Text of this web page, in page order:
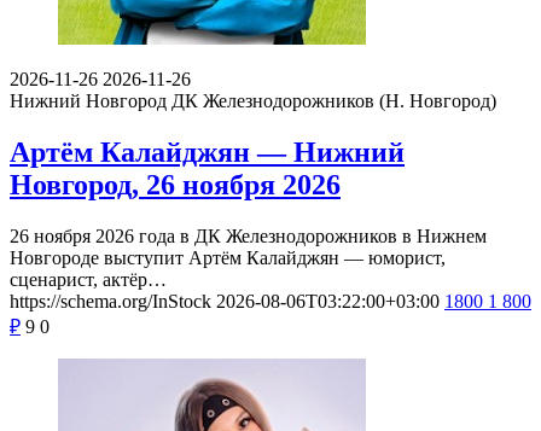
2026-11-26 2026-11-26
Нижний Новгород ДК Железнодорожников (Н. Новгород)
Артём Калайджян — Нижний
Новгород, 26 ноября 2026
26 ноября 2026 года в ДК Железнодорожников в Нижнем
Новгороде выступит Артём Калайджян — юморист,
сценарист, актёр…
https://schema.org/InStock 2026-08-06T03:22:00+03:00 1800 1 800
₽ 9 0